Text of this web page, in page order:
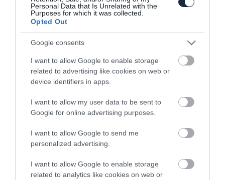
Personal Data that Is Unrelated with the
Purposes for which it was collected.
Opted Out
Google consents
I want to allow Google to enable storage
related to advertising like cookies on web or
device identifiers in apps.
I want to allow my user data to be sent to
Google for online advertising purposes.
I want to allow Google to send me
personalized advertising.
I want to allow Google to enable storage
related to analytics like cookies on web or
Az első képek az AMG G65 szellős
változatáról
Közúton tesztelték a Mercedes
elektromos kisbuszát